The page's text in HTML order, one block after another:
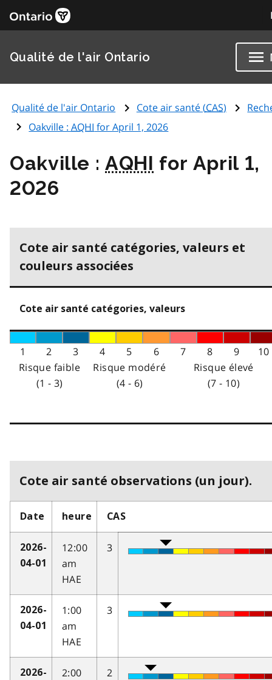
Qualité de l'air Ontario
Qualité de l'air Ontario Cote air santé (CAS)
Oakville :AQHI for April 1, 2026
Oakville :AQHI for April 1,
2026
Cote air santé catégories, valeurs et
couleurs associées
Cote air santé catégories, valeurs
1 2 3 4 5 6 7 8 9
10
Risque faible
(1 - 3)
Risque modéré
(4 - 6)
Risque élevé
(7 - 10)
Cote air santé observations (un jour).
Date heure CAS
2026-
04-01
12:00
am
HAE
3
2026-
04-01
1:00
am
HAE
3
2026-
2:00
2